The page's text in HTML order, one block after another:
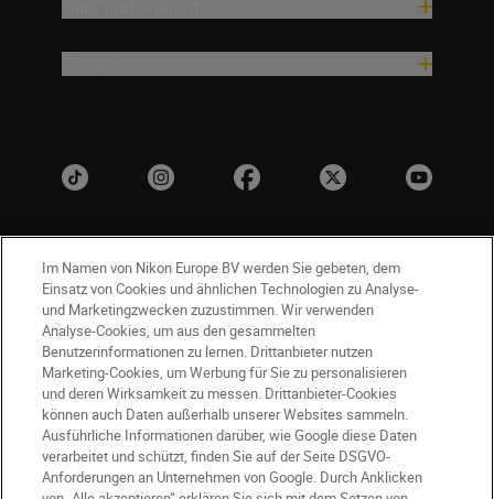
DE Nikon Sites
Kontakt
Datenschutzhinweis
Nutzungsbedingungen
Geschäftsbedingungen des Nikon Stores
Cookie-Hinweise
Barrierefreiheit
Im Namen von Nikon Europe BV werden Sie gebeten, dem
Einsatz von Cookies und ähnlichen Technologien zu Analyse-
und Marketingzwecken zuzustimmen. Wir verwenden
Analyse-Cookies, um aus den gesammelten
Benutzerinformationen zu lernen. Drittanbieter nutzen
Marketing-Cookies, um Werbung für Sie zu personalisieren
und deren Wirksamkeit zu messen. Drittanbieter-Cookies
können auch Daten außerhalb unserer Websites sammeln.
Ausführliche Informationen darüber, wie Google diese Daten
verarbeitet und schützt, finden Sie auf der Seite DSGVO-
Anforderungen an Unternehmen von Google. Durch Anklicken